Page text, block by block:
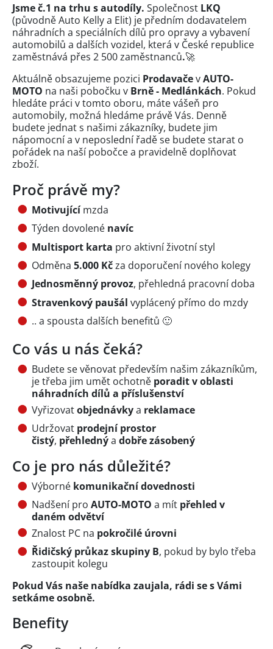
Jsme č.1 na trhu s autodíly. Společnost LKQ
(původně Auto Kelly a Elit) je předním dodavatelem
náhradních a speciálních dílů pro opravy a vybavení
automobilů a dalších vozidel, která v České republice
zaměstnává přes 2 500 zaměstnanců.🚀
Aktuálně obsazujeme pozici ProdavačevAUTO-
MOTO na naši pobočku v Brně - Medlánkách. Pokud
hledáte práci v tomto oboru, máte vášeň pro
automobily, možná hledáme právě Vás. Denně
budete jednat s našimi zákazníky, budete jim
nápomocní a v neposlední řadě se budete starat o
pořádek na naší pobočce a pravidelně doplňovat
zboží.
Proč právě my?
Motivujícímzda
Týden dovolené navíc
Multisport karta pro aktivní životní styl
Odměna 5.000 Kčza doporučení nového kolegy
Jednosměnný provoz, přehledná pracovní doba
Stravenkový paušál vyplácený přímo do mzdy
.. a spousta dalších benefitů 🙂
Co vás u nás čeká?
Budete se věnovat především našim zákazníkům,
je třeba jim umět ochotně poraditv oblasti
náhradních dílů a příslušenství
Vyřizovatobjednávkya reklamace
Udržovat prodejní prostor
čistý, přehlednýa dobře zásobený
Co je pro nás důležité?
Výborné komunikační dovednosti
Nadšení pro AUTO‑MOTO a mít přehled v
daném odvětví
Znalost PC na pokročilé úrovni
Řidičský průkaz skupiny B, pokud by bylo třeba
zastoupit kolegu
Pokud Vás naše nabídka zaujala, rádi se s Vámi
setkáme osobně.
Benefity